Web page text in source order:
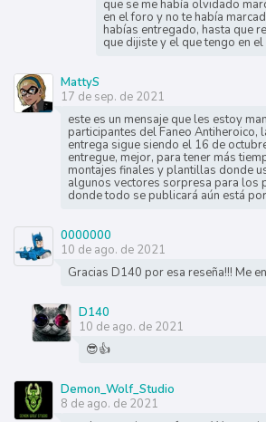
que se me había olvidado
en el foro y no te había
habías entregado, hasta que
que dijiste y el que tengo en el
MattyS
17 de sep. de 2021
este es un mensaje que les estoy
participantes del Faneo Antiheroico,
entrega sigue siendo el 16 de
entregue, mejor, para tener más
montajes finales y plantillas donde
algunos vectores sorpresa para los
donde todo se publicará aún está
0000000
10 de ago. de 2021
Gracias D140 por esa reseña!!! Me
D140
10 de ago. de 2021
😎👍
Demon_Wolf_Studio
8 de ago. de 2021